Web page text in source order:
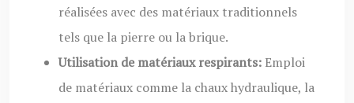
réalisées avec des matériaux traditionnels
tels que la pierre ou la brique.
Utilisation de matériaux respirants: Emploi
de matériaux comme la chaux hydraulique, la